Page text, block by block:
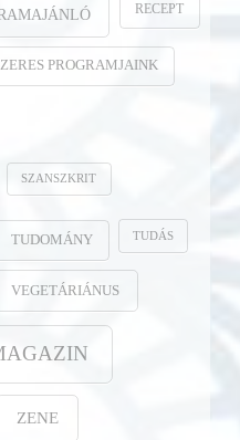
RECEPT
PROGRAMJAINK
SZANSZKRIT
TUDOMÁNY TUDÁS
VEGETÁRIÁNUS
ZENE